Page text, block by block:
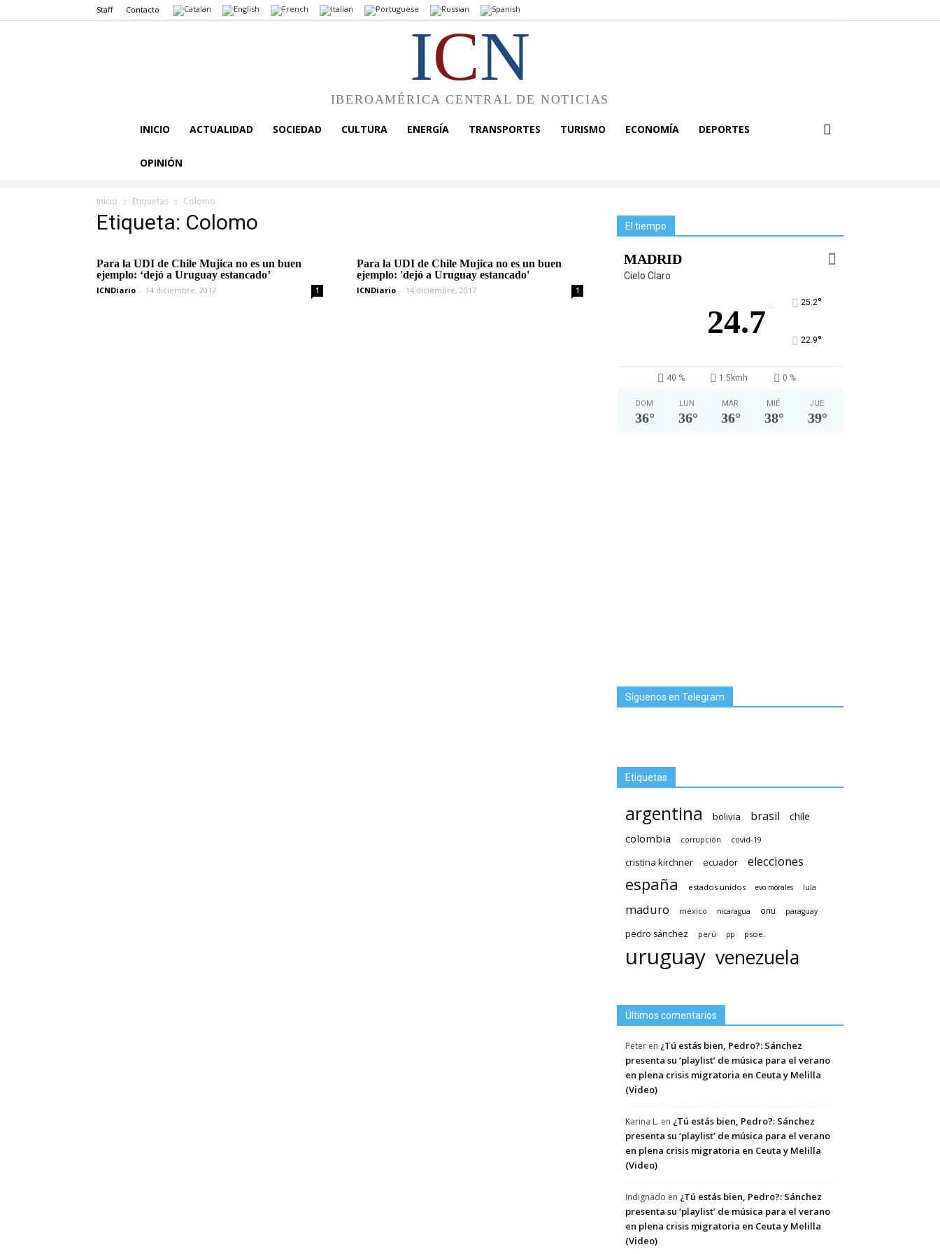
Staff Contacto
ICN
IBEROAMÉRICA CENTRAL DE NOTICIAS
INICIO ACTUALIDAD SOCIEDAD CULTURA ENERGÍA TRANSPORTES TURISMO ECONOMÍA DEPORTES
OPINIÓN
Inicio Etiquetas Colomo
Etiqueta: Colomo
Para la UDI de Chile Mujica no es un buen
ejemplo: ‘dejó a Uruguay estancado’
ICNDiario - 14 diciembre, 2017 1
Para la UDI de Chile Mujica no es un buen
ejemplo: 'dejó a Uruguay estancado'
ICNDiario - 14 diciembre, 2017 1
El tiempo
MADRID
Cielo Claro
24.7 ° 25.2°
22.9°
40 % 1.5kmh 0 %
DOM
36°
LUN
36°
MAR
36°
MIÉ
38°
JUE
39°
Síguenos en Telegram
Etiquetas
argentina bolivia brasil
chile
colombia
corrupción covid-19
cristina kirchner ecuador elecciones
españa estados unidos evo morales lula
maduro méxico nicaragua onu paraguay
pedro sánchez perú pp psoe.
uruguay venezuela
Últimos comentarios
Peter en ¿Tú estás bien, Pedro?: Sánchez
presenta su ‘playlist’ de música para el verano
en plena crisis migratoria en Ceuta y Melilla
(Video)
Karina L. en ¿Tú estás bien, Pedro?: Sánchez
presenta su ‘playlist’ de música para el verano
en plena crisis migratoria en Ceuta y Melilla
(Video)
Indignado en ¿Tú estás bien, Pedro?: Sánchez
presenta su ‘playlist’ de música para el verano
en plena crisis migratoria en Ceuta y Melilla
(Video)